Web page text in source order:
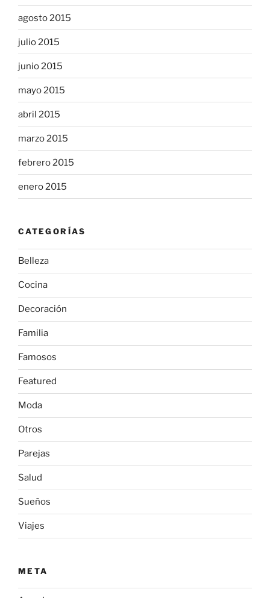
agosto 2015
julio 2015
junio 2015
mayo 2015
abril 2015
marzo 2015
febrero 2015
enero 2015
CATEGORÍAS
Belleza
Cocina
Decoración
Familia
Famosos
Featured
Moda
Otros
Parejas
Salud
Sueños
Viajes
META